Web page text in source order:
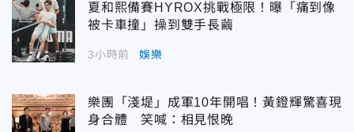
夏和熙備賽HYROX挑戰極限！曝「痛到像
被卡車撞」操到雙手長繭
3小時前 娛樂
樂團「淺堤」成軍10年開唱！黃鐙輝驚喜現
身合體 笑喊：相見恨晚